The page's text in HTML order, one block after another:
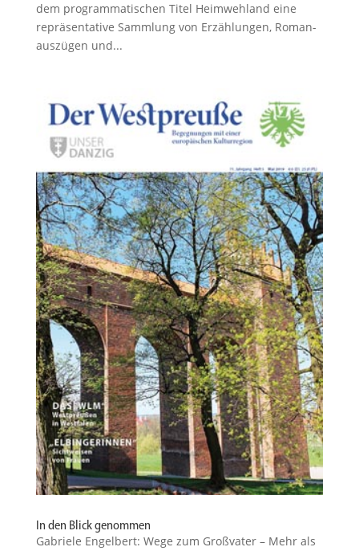
dem program­ma­ti­schen Titel Heimwehland eine
reprä­sen­tative ­Sammlung von Erzäh­lungen, Roman­
aus­zügen und...
In den Blick genommen
Gabriele Engelbert: Wege zum Großvater – Mehr als